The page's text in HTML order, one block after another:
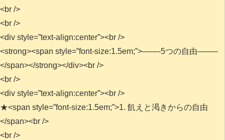
<br />
<br />
<div style=”text-align:center”><br />
<strong><span style=”font-size:1.5em;”>——-5つの自由——–
</span></strong></div><br />
<br />
<div style=”text-align:center”><br />
★<span style=”font-size:1.5em;”>1. 飢えと渇きからの自由
</span><br />
<br />